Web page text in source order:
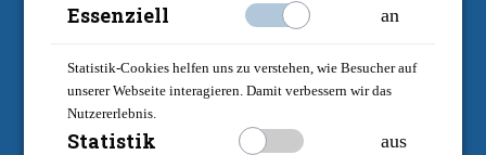
Essenziell an
Statistik-Cookies helfen uns zu verstehen, wie Besucher auf
unserer Webseite interagieren. Damit verbessern wir das
Nutzererlebnis.
Statistik aus